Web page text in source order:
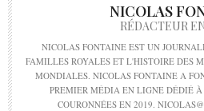
NICOLAS
RÉDACTEUR
NICOLAS FONTAINE EST UN
FAMILLES ROYALES ET L'HISTOIRE DES
MONDIALES. NICOLAS FONTAINE A
PREMIER MÉDIA EN LIGNE DÉDIÉ
COURONNÉES EN 2019.